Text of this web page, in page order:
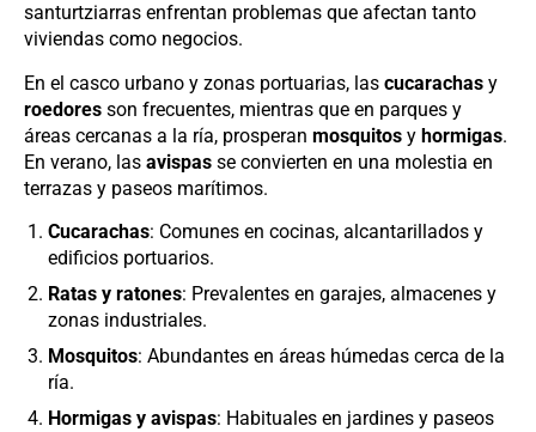
santurtziarras enfrentan problemas que afectan tanto
viviendas como negocios.
En el casco urbano y zonas portuarias, las cucarachas y
roedores son frecuentes, mientras que en parques y
áreas cercanas a la ría, prosperan mosquitos y hormigas.
En verano, las avispas se convierten en una molestia en
terrazas y paseos marítimos.
Cucarachas: Comunes en cocinas, alcantarillados y
edificios portuarios.
Ratas y ratones: Prevalentes en garajes, almacenes y
zonas industriales.
Mosquitos: Abundantes en áreas húmedas cerca de la
ría.
Hormigas y avispas: Habituales en jardines y paseos